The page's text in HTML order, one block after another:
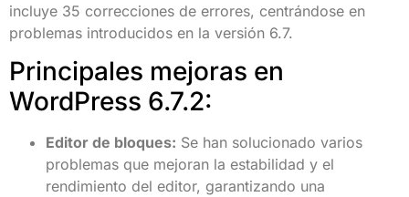
incluye 35 correcciones de errores, centrándose en
problemas introducidos en la versión 6.7.
Principales mejoras en
WordPress 6.7.2:
Editor de bloques: Se han solucionado varios
problemas que mejoran la estabilidad y el
rendimiento del editor, garantizando una